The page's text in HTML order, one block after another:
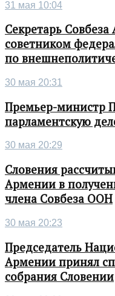
31 мая 10:04
Секретарь
советником
по
30 мая 20:31
Премьер-министр
парламентскую
30 мая 20:29
Словения
Армении в
члена Совбеза ООН
30 мая 20:23
Председатель
Армении принял
собрания Словении